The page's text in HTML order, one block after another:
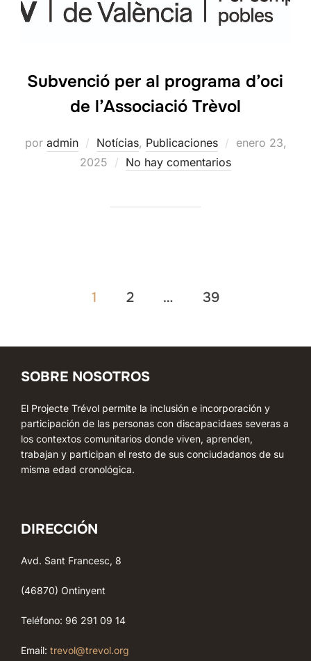
Subvenció per al programa d’oci
de l’Associació Trèvol
por admin Notícias, Publicaciones
Publicado
enero 23,
2025
No hay comentarios
Paginación
1 2 … 39
SOBRE NOSOTROS
El Projecte Trévol permite la inclusión e incorporación y
participación de las personas con discapacidaes severas a
los contextos comunitarios donde viven, aprenden,
trabajan y participan el resto de sus conciudadanos de su
misma edad cronológica.
DIRECCIÓN
Avd. Sant Francesc, 8
(46870) Ontinyent
Teléfono: 96 291 09 14
Email: trevol@trevol.org